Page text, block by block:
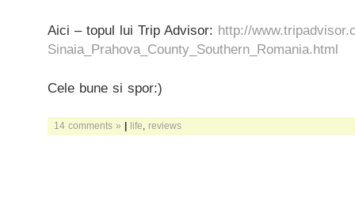
Aici – topul lui Trip Advisor: http://
Sinaia_Prahova_County_Southern_Romania.html
Cele bune si spor:)
14 comments » | life reviews